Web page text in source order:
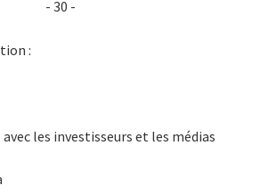
- 30 -
:
les investisseurs et les médias